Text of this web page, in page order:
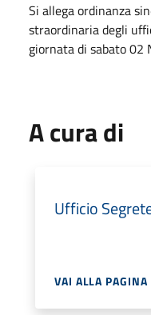
Si allega ordinanza
straordinaria degli
giornata di sabato 02
A cura di
Ufficio
VAI ALLA PAGINA